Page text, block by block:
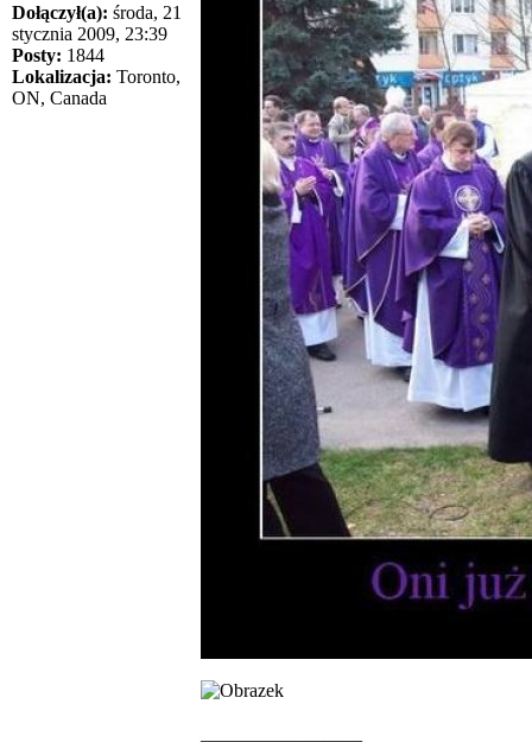
Dołączył(a): środa, 21
stycznia 2009, 23:39
Posty: 1844
Lokalizacja: Toronto,
ON, Canada